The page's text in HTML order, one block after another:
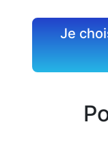
Je